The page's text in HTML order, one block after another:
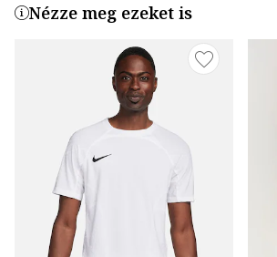
Nézze meg ezeket is